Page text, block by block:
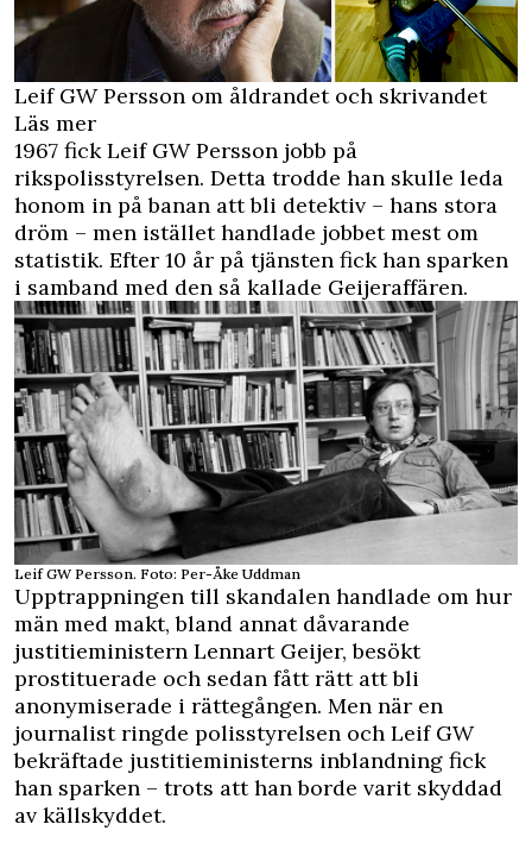
Leif GW Persson om åldrandet och skrivandet
Läs mer
1967 fick Leif GW Persson jobb på
rikspolisstyrelsen. Detta trodde han skulle leda
honom in på banan att bli detektiv – hans stora
dröm – men istället handlade jobbet mest om
statistik. Efter 10 år på tjänsten fick han sparken
i samband med den så kallade Geijeraffären.
Leif GW Persson. Foto: Per-Åke Uddman
Upptrappningen till skandalen handlade om hur
män med makt, bland annat dåvarande
justitieministern Lennart Geijer, besökt
prostituerade och sedan fått rätt att bli
anonymiserade i rättegången. Men när en
journalist ringde polisstyrelsen och Leif GW
bekräftade justitieministerns inblandning fick
han sparken – trots att han borde varit skyddad
av källskyddet.